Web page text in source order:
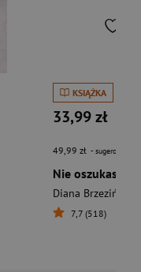
KSIĄŻKA
33,99 zł
49,99 zł - sugerowana
Nie oszukasz
Diana Brzezińska
7,7 (518)